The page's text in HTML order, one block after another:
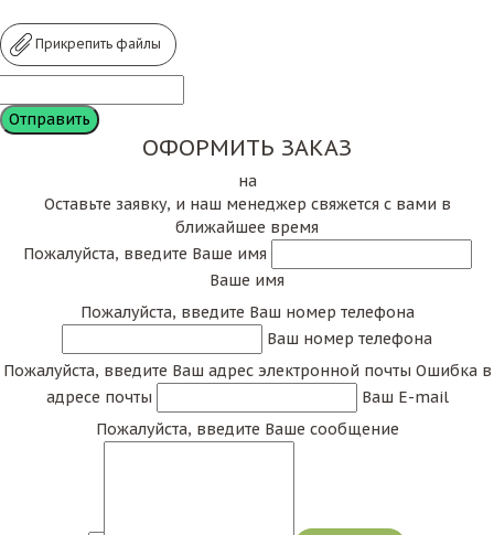
Прикрепить файлы
ОФОРМИТЬ ЗАКАЗ
на
Оставьте заявку, и наш менеджер свяжется с вами в
ближайшее время
Пожалуйста, введите Ваше имя
Ваше имя
Пожалуйста, введите Ваш номер телефона
Ваш номер телефона
Пожалуйста, введите Ваш адрес электронной почты Ошибка в
адресе почты
Ваш E-mail
Пожалуйста, введите Ваше сообщение